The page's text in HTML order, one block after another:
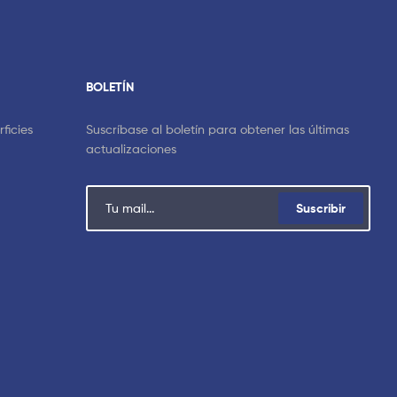
BOLETÍN
Suscríbase al boletín para obtener las últimas
actualizaciones
Suscribir